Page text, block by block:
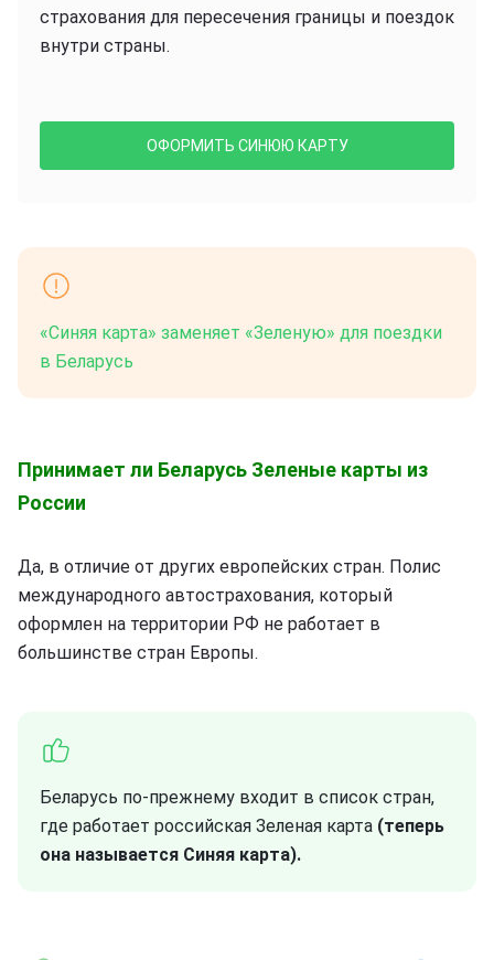
страхования для пересечения границы и поездок
внутри страны.
ОФОРМИТЬ СИНЮЮ КАРТУ
«Синяя карта» заменяет «Зеленую» для поездки
в Беларусь
Принимает ли Беларусь Зеленые карты из
России
Да, в отличие от других европейских стран. Полис
международного автострахования, который
оформлен на территории РФ не работает в
большинстве стран Европы.
Беларусь по-прежнему входит в список стран,
где работает российская Зеленая карта (теперь
она называется Синяя карта).